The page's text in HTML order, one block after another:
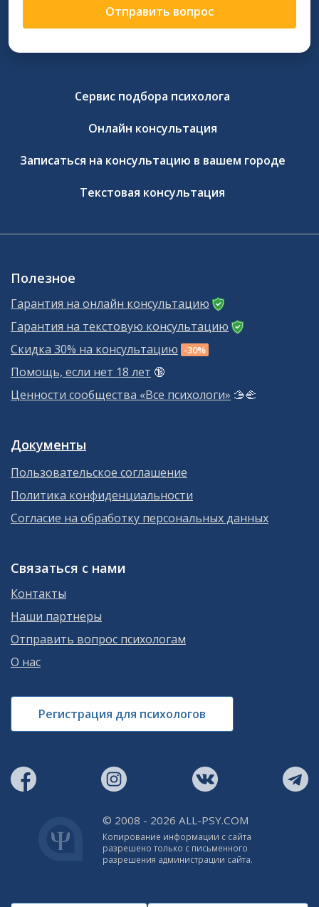
Отправить вопрос
Сервис подбора психолога
Онлайн консультация
Записаться на консультацию в вашем городе
Текстовая консультация
Полезное
Гарантия на онлайн консультацию
Гарантия на текстовую консультацию
Скидка 30% на консультацию -30%
Помощь, если нет 18 лет 🔞
Ценности сообщества «Все психологи» 🫱‍🫲
Документы
Пользовательское соглашение
Политика конфиденциальности
Согласие на обработку персональных данных
Связаться с нами
Контакты
Наши партнеры
Отправить вопрос психологам
О нас
Регистрация для психологов
© 2008 - 2026 ALL-PSY.COM
Копирование информации с сайта
разрешено только с письменного
разрешения администрации сайта.